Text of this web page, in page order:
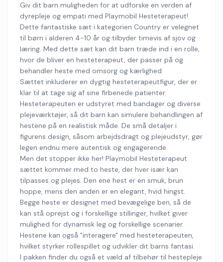
Giv dit barn muligheden for at udforske en verden af
dyrepleje og empati med Playmobil Hesteterapeut!
Dette fantastiske sæt i kategorien Country er velegnet
til børn i alderen 4-10 år og tilbyder timevis af sjov og
læring. Med dette sæt kan dit barn træde ind i en rolle,
hvor de bliver en hesteterapeut, der passer på og
behandler heste med omsorg og kærlighed.
Sættet inkluderer en dygtig hesteterapeutfigur, der er
klar til at tage sig af sine firbenede patienter.
Hesteterapeuten er udstyret med bandager og diverse
plejeværktøjer, så dit barn kan simulere behandlingen af
hestene på en realistisk måde. De små detaljer i
figurens design, såsom arbejdsdragt og plejeudstyr, gør
legen endnu mere autentisk og engagerende.
Men det stopper ikke her! Playmobil Hesteterapeut
sættet kommer med to heste, der hver især kan
tilpasses og plejes. Den ene hest er en smuk, brun
hoppe, mens den anden er en elegant, hvid hingst.
Begge heste er designet med bevægelige ben, så de
kan stå oprejst og i forskellige stillinger, hvilket giver
mulighed for dynamisk leg og forskellige scenarier.
Hestene kan også "interagere" med hesteterapeuten,
hvilket styrker rollespillet og udvikler dit barns fantasi.
I pakken finder du også et væld af tilbehør til hestepleje